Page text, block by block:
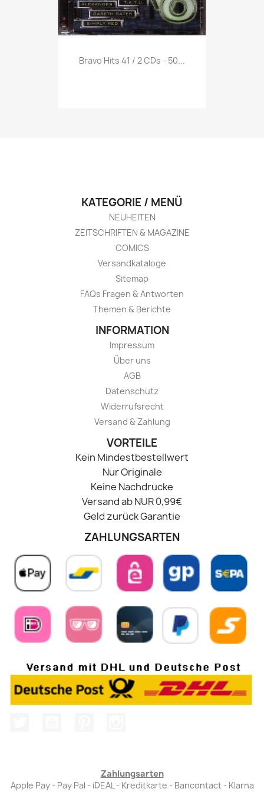
Vorschau
Bravo Hits 41 / 2 CDs - 50...
KATEGORIE / MENÜ
NEUHEITEN
ZEITSCHRIFTEN & MAGAZINE
COMICS
Versandkataloge
Sitemap
FAQs Fragen & Antworten
Themen & Berichte
INFORMATION
Impressum
Über uns
AGB
Datenschutz
Widerrufsrecht
Versand & Zahlung
VORTEILE
Kein Mindestbestellwert
Nur Originale
Keine Nachdrucke
Versand ab NUR 0,99€
Geld zurück Garantie
ZAHLUNGSARTEN
Zahlungsarten
Apple Pay - Pay Pal - iDEAL - Kreditkarte - Bancontact - Klarna